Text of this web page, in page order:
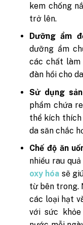
kem chống
trở lên.
Dưỡng ẩm
dưỡng ẩm
các chất
đàn hồi cho
Sử dụng
phẩm chứa
thể kích thích
da săn chắc
Chế độ ăn
nhiều rau
oxy hóa sẽ
từ bên trong.
các loại hạt
với sức